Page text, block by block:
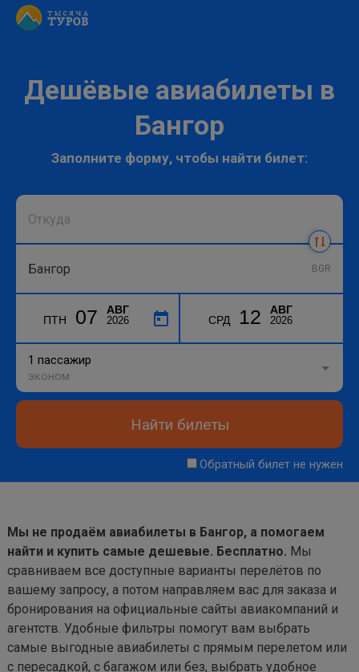
Дешёвые авиабилеты в
Бангор
Заполните форму, чтобы найти билет:
BGR
ПТН 07 АВГ
2026 СРД 12 АВГ
2026
1 пассажир
эконом
Найти билеты
Обратный билет не нужен
Мы не продаём авиабилеты в Бангор, а помогаем
найти и купить самые дешевые. Бесплатно. Мы
сравниваем все доступные варианты перелётов по
вашему запросу, а потом направляем вас для заказа и
бронирования на официальные сайты авиакомпаний и
агентств. Удобные фильтры помогут вам выбрать
самые выгодные авиабилеты с прямым перелетом или
с пересадкой, с багажом или без, выбрать удобное